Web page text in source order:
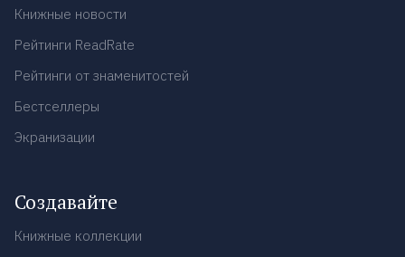
Книжные новости
Рейтинги ReadRate
Рейтинги от знаменитостей
Бестселлеры
Экранизации
Создавайте
Книжные коллекции